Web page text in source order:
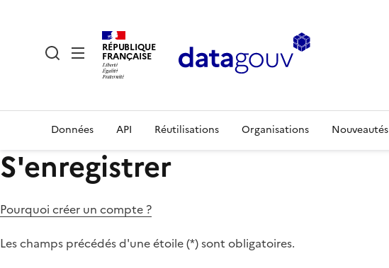
RÉPUBLIQUE
FRANÇAISE
Données API Réutilisations Organisations Nouveautés
S'enregistrer
Pourquoi créer un compte ?
Les champs précédés d'une étoile (*) sont obligatoires.